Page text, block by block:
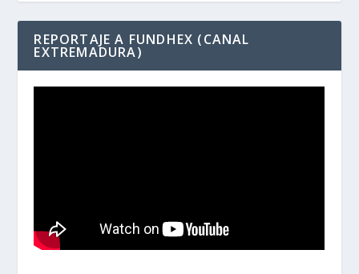
REPORTAJE A FUNDHEX (CANAL
EXTREMADURA)